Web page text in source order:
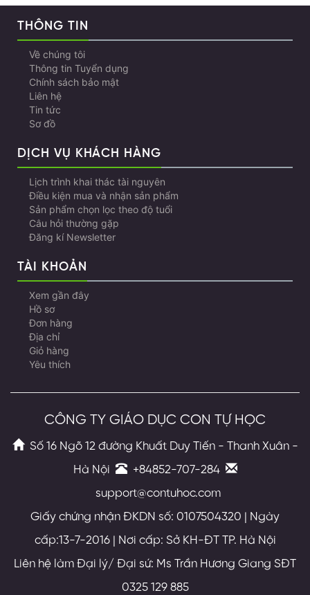
THÔNG TIN
Về chúng tôi
Thông tin Tuyển dụng
Chính sách bảo mật
Liên hệ
Tin tức
Sơ đồ
DỊCH VỤ KHÁCH HÀNG
Lịch trình khai thác tài nguyên
Điều kiện mua và nhận sản phẩm
Sản phẩm chọn lọc theo độ tuổi
Câu hỏi thường gặp
Đăng kí Newsletter
TÀI KHOẢN
Xem gần đây
Hồ sơ
Đơn hàng
Địa chỉ
Giỏ hàng
Yêu thích
CÔNG TY GIÁO DỤC CON TỰ HỌC
Số 16 Ngõ 12 đường Khuất Duy Tiến - Thanh Xuân -
Hà Nội
+84852-707-284
support@contuhoc.com
Giấy chứng nhận ĐKDN số: 0107504320 | Ngày
cấp:13-7-2016 | Nơi cấp: Sở KH-ĐT TP. Hà Nội
Liên hệ làm Đại lý/ Đại sứ: Ms Trần Hương Giang SĐT
0325 129 885